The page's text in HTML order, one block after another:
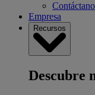
Empresa
Recursos
Descubre